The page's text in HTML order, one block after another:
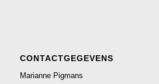
CONTACTGEGEVENS
Marianne Pigmans